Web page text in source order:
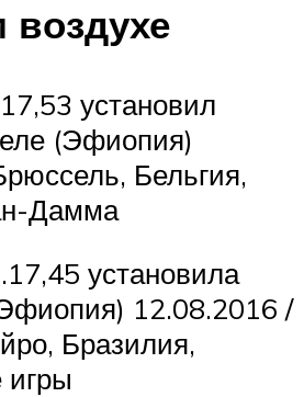
воздухе
установил
(Эфиопия)
Бельгия,
Дамма
установила
12.08.2016 /
Бразилия,